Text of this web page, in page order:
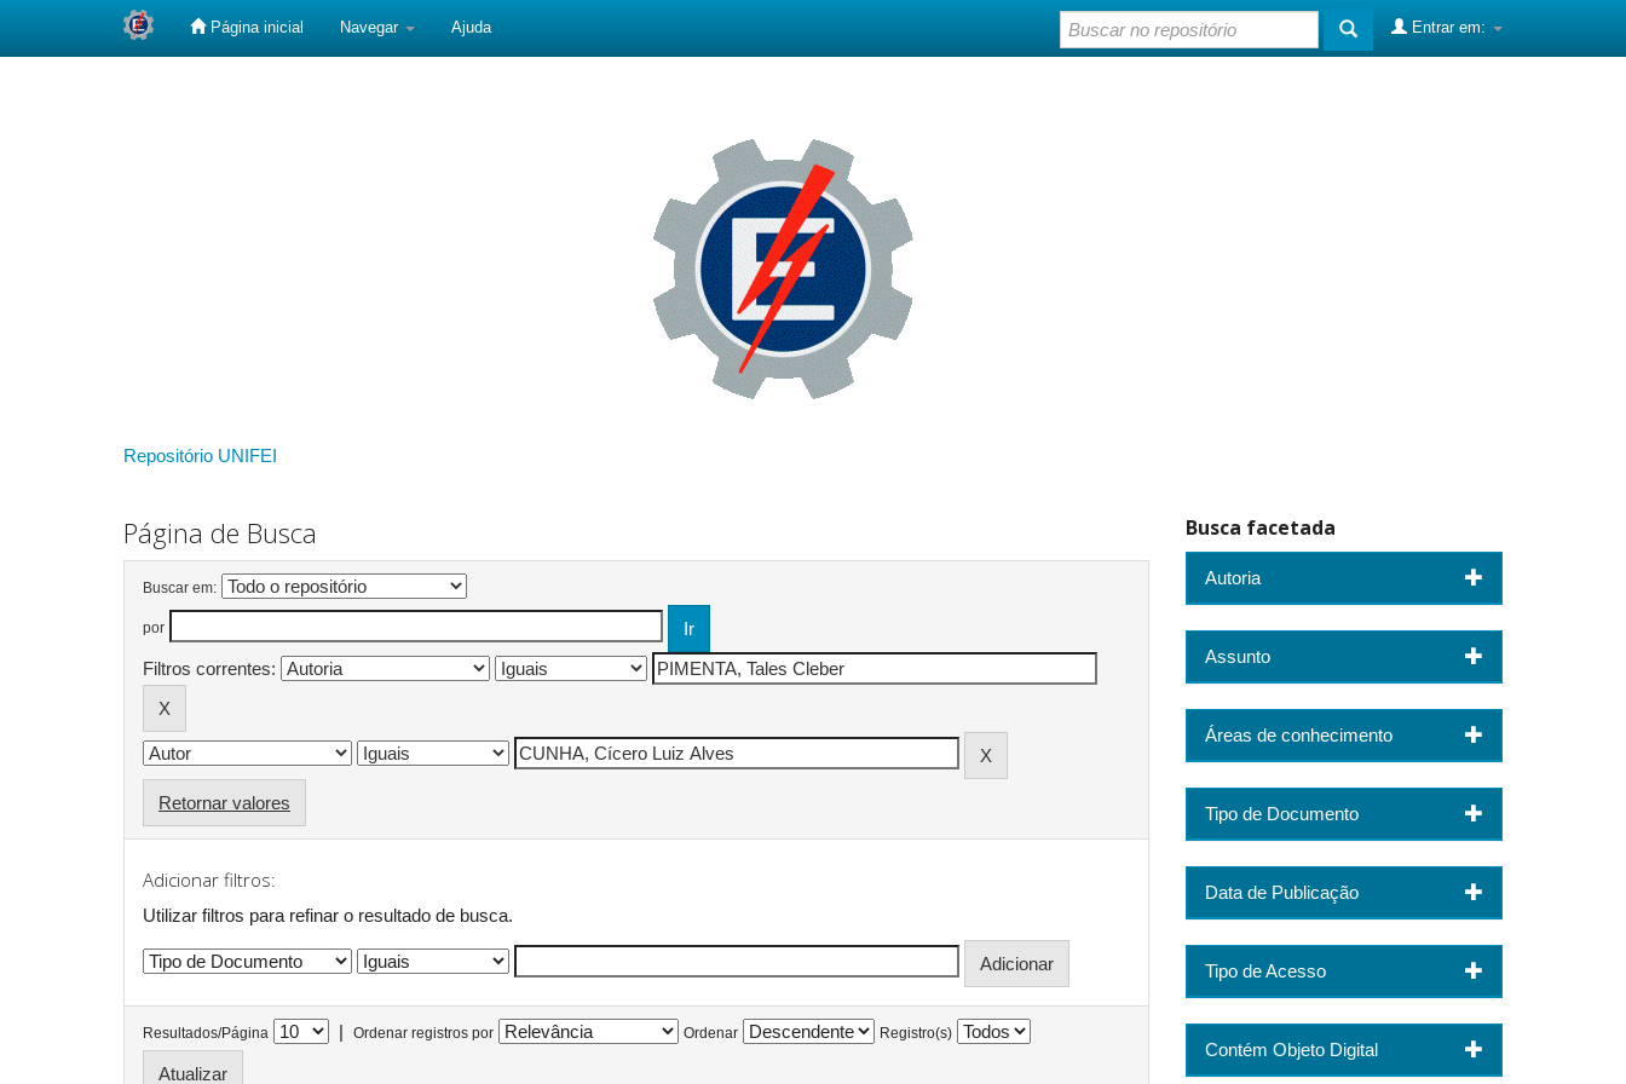
Página inicial Navegar Ajuda Entrar em:
Repositório UNIFEI
Página de Busca
Buscar em:
por
Filtros correntes:
Retornar valores
Adicionar filtros:
Utilizar filtros para refinar o resultado de busca.
Resultados/Página | Ordenar registros por Ordenar Registro(s)
Busca facetada
Autoria
Assunto
Áreas de conhecimento
Tipo de Documento
Data de Publicação
Tipo de Acesso
Contém Objeto Digital